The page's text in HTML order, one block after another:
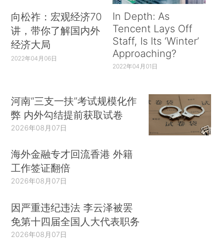
向松祚：宏观经济70
讲，带你了解国内外
经济大局
2022年04月06日
In Depth: As
Tencent Lays Off
Staff, Is Its ‘Winter’
Approaching?
2022年04月01日
河南“三支一扶”考试规模化作
弊 内外勾结提前获取试卷
2026年08月07日
海外金融专才回流香港 外籍
工作签证翻倍
2026年08月07日
因严重违纪违法 李云泽被罢
免第十四届全国人大代表职务
2026年08月07日